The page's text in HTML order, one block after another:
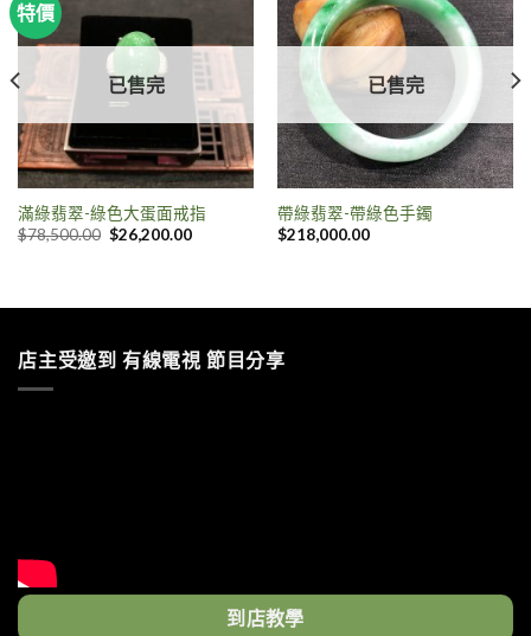
特價
已售完
滿綠翡翠-綠色大蛋面戒指
$78,500.00 $26,200.00
已售完
帶綠翡翠-帶綠色手鐲
$218,000.00
店主受邀到 有線電視 節目分享
到店教學